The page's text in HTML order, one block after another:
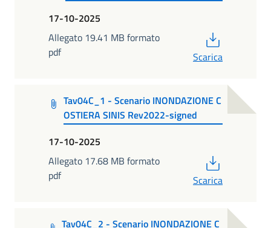
17-10-2025
Allegato 19.41 MB formato
pdf
Scarica
Tav04C_1 - Scenario INONDAZIONE C
OSTIERA SINIS Rev2022-signed
17-10-2025
Allegato 17.68 MB formato
pdf
Scarica
Tav04C_2 - Scenario INONDAZIONE C